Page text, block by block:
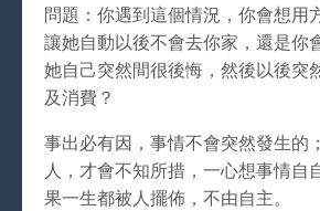
問題：你遇到這個情況，你會想用
讓她自動以後不會去你家，還是你
她自己突然間很後悔，然後以後突
及消費？
事出必有因，事情不會突然發生的
人，才會不知所措，一心想事情自
果一生都被人擺佈，不由自主。